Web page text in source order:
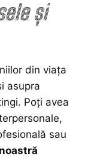
și
din viața
asupra
Poți avea
sau